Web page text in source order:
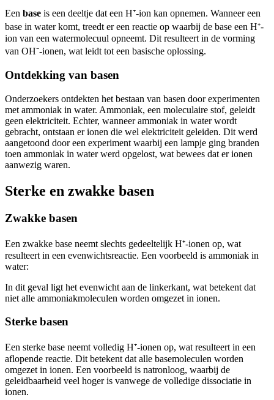
Een base is een deeltje dat een H⁺-ion kan opnemen. Wanneer een
base in water komt, treedt er een reactie op waarbij de base een H⁺-
ion van een watermolecuul opneemt. Dit resulteert in de vorming
van OH⁻-ionen, wat leidt tot een basische oplossing.
Ontdekking van basen
Onderzoekers ontdekten het bestaan van basen door experimenten
met ammoniak in water. Ammoniak, een moleculaire stof, geleidt
geen elektriciteit. Echter, wanneer ammoniak in water wordt
gebracht, ontstaan er ionen die wel elektriciteit geleiden. Dit werd
aangetoond door een experiment waarbij een lampje ging branden
toen ammoniak in water werd opgelost, wat bewees dat er ionen
aanwezig waren.
Sterke en zwakke basen
Zwakke basen
Een zwakke base neemt slechts gedeeltelijk H⁺-ionen op, wat
resulteert in een evenwichtsreactie. Een voorbeeld is ammoniak in
water:
In dit geval ligt het evenwicht aan de linkerkant, wat betekent dat
niet alle ammoniakmoleculen worden omgezet in ionen.
Sterke basen
Een sterke base neemt volledig H⁺-ionen op, wat resulteert in een
aflopende reactie. Dit betekent dat alle basemoleculen worden
omgezet in ionen. Een voorbeeld is natronloog, waarbij de
geleidbaarheid veel hoger is vanwege de volledige dissociatie in
ionen.